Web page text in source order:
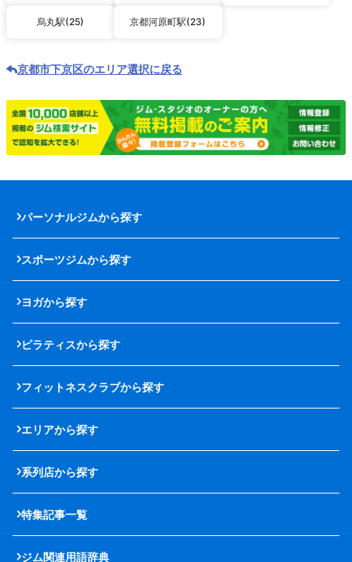
烏丸駅(25) 京都河原町駅(23)
京都市下京区のエリア選択に戻る
パーソナルジムから探す
スポーツジムから探す
ヨガから探す
ピラティスから探す
フィットネスクラブから探す
エリアから探す
系列店から探す
特集記事一覧
ジム関連用語辞典